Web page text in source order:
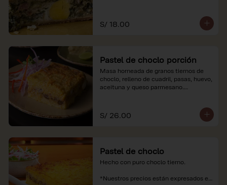
*Nuestros precios están expresados en
soles e incluyen impuestos de ley y
S/ 18.00
Pastel de choclo porción
Masa horneada de granos tiernos de
choclo, relleno de cuadril, pasas, huevo,
aceituna y queso parmesano.
soles e incluyen impuestos de ley y
recargo al consumo.
S/ 26.00
Pastel de choclo
Hecho con puro choclo tierno.
*Nuestros precios están expresados en